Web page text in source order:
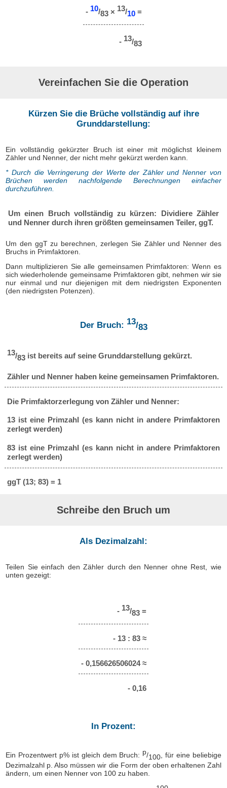
- 10/83× 13/10=
- 13/83
Vereinfachen Sie die Operation
Kürzen Sie die Brüche vollständig auf ihre
Grunddarstellung:
Ein vollständig gekürzter Bruch ist einer mit möglichst kleinem
Zähler und Nenner, der nicht mehr gekürzt werden kann.
* Durch die Verringerung der Werte der Zähler und Nenner von
Brüchen werden nachfolgende Berechnungen einfacher
durchzuführen.
Um einen Bruch vollständig zu kürzen: Dividiere Zähler
und Nenner durch ihren größten gemeinsamen Teiler, ggT.
Um den ggT zu berechnen, zerlegen Sie Zähler und Nenner des
Bruchs in Primfaktoren.
Dann multiplizieren Sie alle gemeinsamen Primfaktoren: Wenn es
sich wiederholende gemeinsame Primfaktoren gibt, nehmen wir sie
nur einmal und nur diejenigen mit dem niedrigsten Exponenten
(den niedrigsten Potenzen).
Der Bruch: 13/83
13/83ist bereits auf seine Grunddarstellung gekürzt.
Zähler und Nenner haben keine gemeinsamen Primfaktoren.
Die Primfaktorzerlegung von Zähler und Nenner:
13 ist eine Primzahl (es kann nicht in andere Primfaktoren
zerlegt werden)
83 ist eine Primzahl (es kann nicht in andere Primfaktoren
zerlegt werden)
ggT (13; 83) = 1
Schreibe den Bruch um
Als Dezimalzahl:
Teilen Sie einfach den Zähler durch den Nenner ohne Rest, wie
unten gezeigt:
- 13/83=
- 13 : 83 ≈
- 0,156626506024 ≈
- 0,16
In Prozent:
Ein Prozentwert p% ist gleich dem Bruch: p/100 , für eine beliebige
Dezimalzahl p. Also müssen wir die Form der oben erhaltenen Zahl
ändern, um einen Nenner von 100 zu haben.